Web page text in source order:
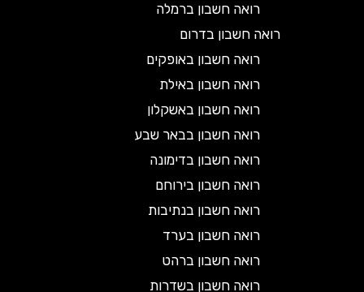
רואה חשבון ברמלה
רואה חשבון בדרום
רואה חשבון באופקים
רואה חשבון באילת
רואה חשבון באשקלון
רואה חשבון בבאר שבע
רואה חשבון בדימונה
רואה חשבון בירוחם
רואה חשבון בנתיבות
רואה חשבון בערד
רואה חשבון ברהט
רואה חשבון בשדרות